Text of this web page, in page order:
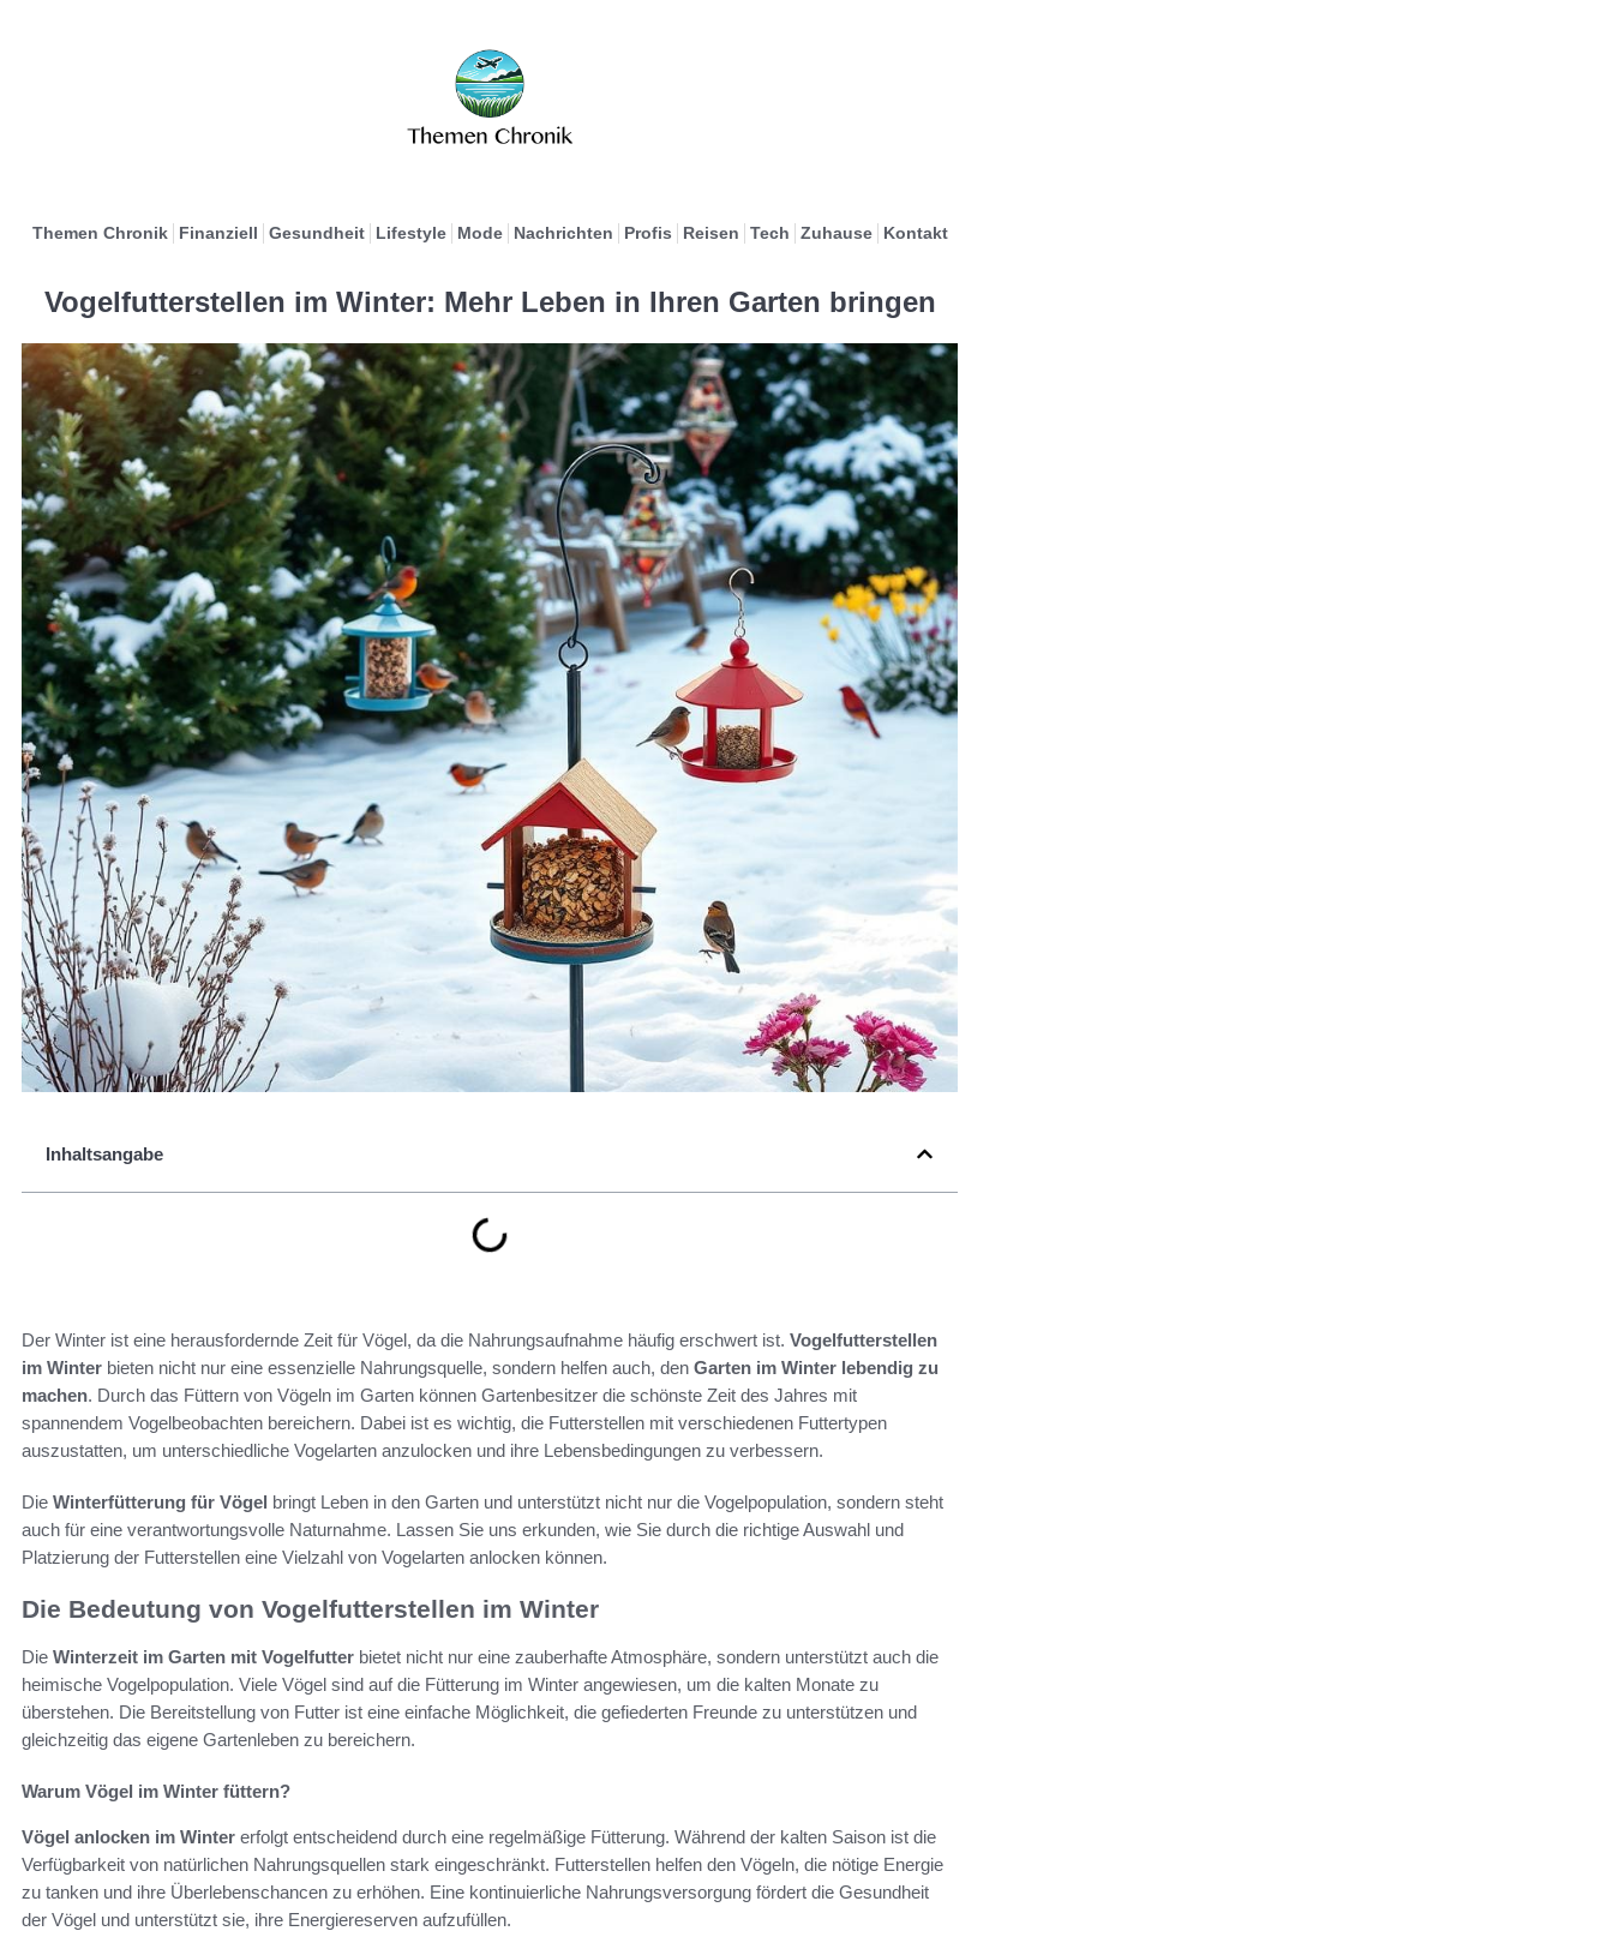
Themen Chronik Finanziell Gesundheit Lifestyle Mode Nachrichten Profis Reisen Tech Zuhause Kontakt
Vogelfutterstellen im Winter: Mehr Leben in Ihren Garten bringen
Inhaltsangabe
Der Winter ist eine herausfordernde Zeit für Vögel, da die Nahrungsaufnahme häufig erschwert ist. Vogelfutterstellen
im Winter bieten nicht nur eine essenzielle Nahrungsquelle, sondern helfen auch, den Garten im Winter lebendig zu
machen. Durch das Füttern von Vögeln im Garten können Gartenbesitzer die schönste Zeit des Jahres mit
spannendem Vogelbeobachten bereichern. Dabei ist es wichtig, die Futterstellen mit verschiedenen Futtertypen
auszustatten, um unterschiedliche Vogelarten anzulocken und ihre Lebensbedingungen zu verbessern.
Die Winterfütterung für Vögel bringt Leben in den Garten und unterstützt nicht nur die Vogelpopulation, sondern steht
auch für eine verantwortungsvolle Naturnahme. Lassen Sie uns erkunden, wie Sie durch die richtige Auswahl und
Platzierung der Futterstellen eine Vielzahl von Vogelarten anlocken können.
Die Bedeutung von Vogelfutterstellen im Winter
Die Winterzeit im Garten mit Vogelfutter bietet nicht nur eine zauberhafte Atmosphäre, sondern unterstützt auch die
heimische Vogelpopulation. Viele Vögel sind auf die Fütterung im Winter angewiesen, um die kalten Monate zu
überstehen. Die Bereitstellung von Futter ist eine einfache Möglichkeit, die gefiederten Freunde zu unterstützen und
gleichzeitig das eigene Gartenleben zu bereichern.
Warum Vögel im Winter füttern?
Vögel anlocken im Winter erfolgt entscheidend durch eine regelmäßige Fütterung. Während der kalten Saison ist die
Verfügbarkeit von natürlichen Nahrungsquellen stark eingeschränkt. Futterstellen helfen den Vögeln, die nötige Energie
zu tanken und ihre Überlebenschancen zu erhöhen. Eine kontinuierliche Nahrungsversorgung fördert die Gesundheit
der Vögel und unterstützt sie, ihre Energiereserven aufzufüllen.